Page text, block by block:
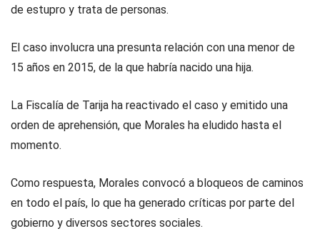
de estupro y trata de personas.
El caso involucra una presunta relación con una menor de
15 años en 2015, de la que habría nacido una hija.
La Fiscalía de Tarija ha reactivado el caso y emitido una
orden de aprehensión, que Morales ha eludido hasta el
momento.
Como respuesta, Morales convocó a bloqueos de caminos
en todo el país, lo que ha generado críticas por parte del
gobierno y diversos sectores sociales.